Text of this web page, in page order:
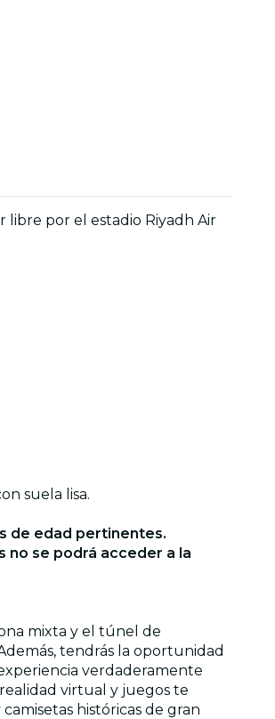
libre por el estadio Riyadh Air
suela lisa.
de edad pertinentes.
no se podrá acceder a la
mixta y el túnel de
tendrás la oportunidad
verdaderamente
virtual y juegos te
históricas de gran